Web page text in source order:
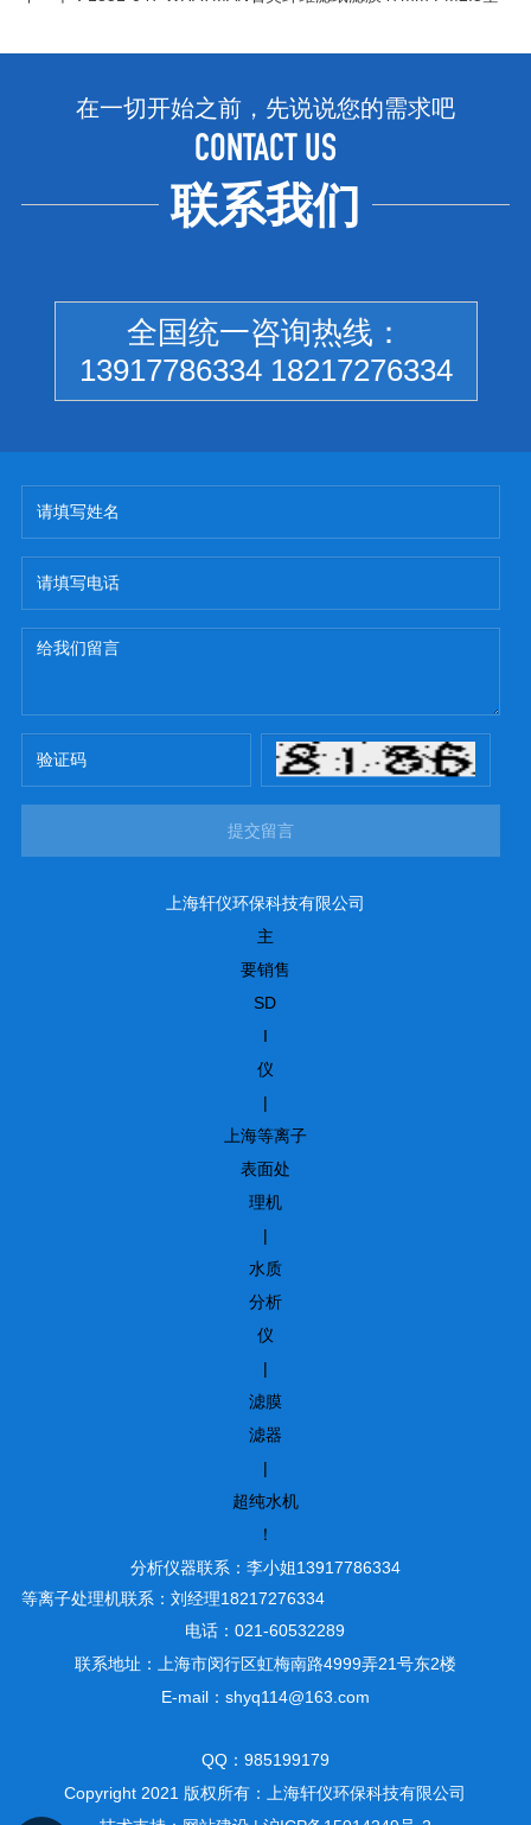
在一切开始之前，先说说您的需求吧
CONTACT US
联系我们
全国统一咨询热线：
13917786334 18217276334
提交留言
上海轩仪环保科技有限公司
主
要销售
SD
I
仪
|
上海等离子
表面处
理机
|
水质
分析
仪
|
滤膜
滤器
|
超纯水机
！
分析仪器联系：李小姐13917786334
等离子处理机联系：刘经理18217276334
电话：021-60532289
联系地址：上海市闵行区虹梅南路4999弄21号东2楼
E-mail：shyq114@163.com
QQ：985199179
Copyright 2021 版权所有：上海轩仪环保科技有限公司